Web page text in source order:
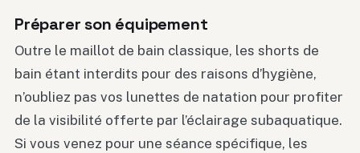
Préparer son équipement
Outre le maillot de bain classique, les shorts de
bain étant interdits pour des raisons d’hygiène,
n’oubliez pas vos lunettes de natation pour profiter
de la visibilité offerte par l’éclairage subaquatique.
Si vous venez pour une séance spécifique, les